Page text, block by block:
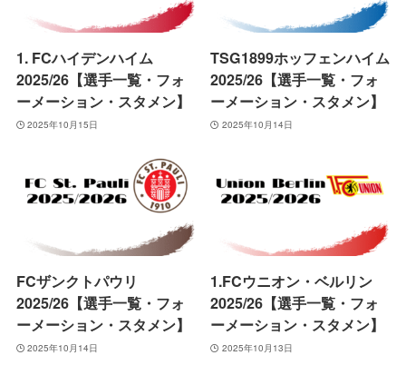
1. FCハイデンハイム
2025/26【選手一覧・フォ
ーメーション・スタメン】
2025年10月15日
TSG1899ホッフェンハイム
2025/26【選手一覧・フォ
ーメーション・スタメン】
2025年10月14日
FCザンクトパウリ
2025/26【選手一覧・フォ
ーメーション・スタメン】
2025年10月14日
1.FCウニオン・ベルリン
2025/26【選手一覧・フォ
ーメーション・スタメン】
2025年10月13日